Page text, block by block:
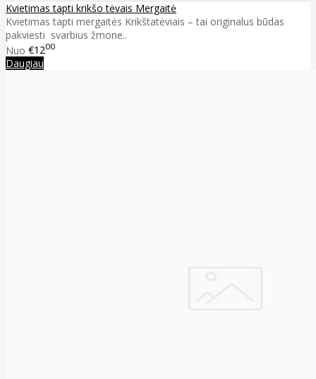
Kvietimas tapti krikšo tėvais Mergaitė
Kvietimas tapti mergaitės Krikštatėviais – tai originalus būdas
pakviesti svarbius žmone..
Nuo €1200
Daugiau